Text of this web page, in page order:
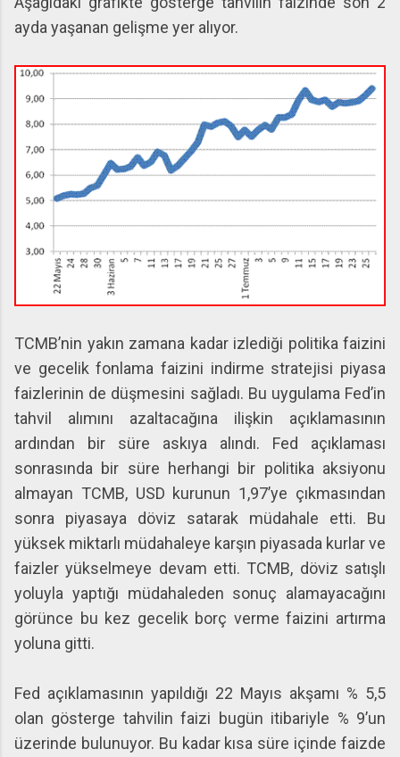
ayda yaşanan gelişme yer alıyor.
TCMB’nin yakın zamana kadar izlediği politika faizini
ve gecelik fonlama faizini indirme stratejisi piyasa
faizlerinin de düşmesini sağladı. Bu uygulama Fed’in
tahvil alımını azaltacağına ilişkin açıklamasının
ardından bir süre askıya alındı. Fed açıklaması
sonrasında bir süre herhangi bir politika aksiyonu
almayan TCMB, USD kurunun 1,97’ye çıkmasından
sonra piyasaya döviz satarak müdahale etti. Bu
yüksek miktarlı müdahaleye karşın piyasada kurlar ve
faizler yükselmeye devam etti. TCMB, döviz satışlı
yoluyla yaptığı müdahaleden sonuç alamayacağını
görünce bu kez gecelik borç verme faizini artırma
yoluna gitti.
Fed açıklamasının yapıldığı 22 Mayıs akşamı % 5,5
olan gösterge tahvilin faizi bugün itibariyle % 9’un
üzerinde bulunuyor. Bu kadar kısa süre içinde faizde